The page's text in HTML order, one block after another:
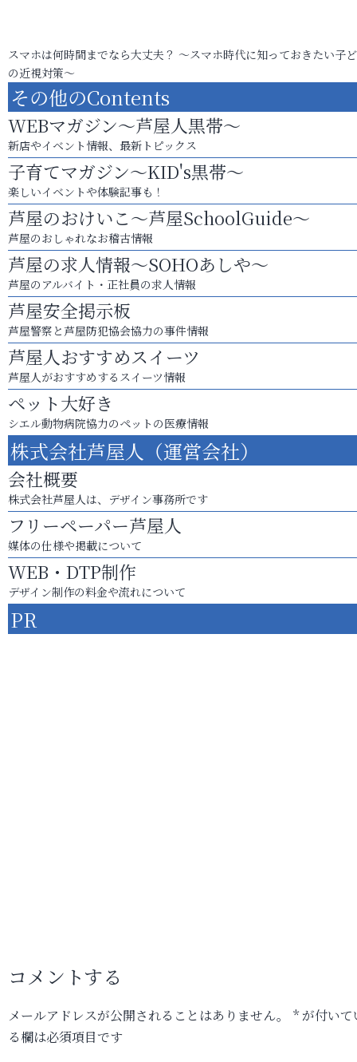
スマホは何時間までなら大丈夫？ ～スマホ時代に知っておきたい子
の近視対策～
その他のContents
WEBマガジン～芦屋人黒帯～
新店やイベント情報、最新トピックス
子育てマガジン～KID's黒帯～
楽しいイベントや体験記事も！
芦屋のおけいこ～芦屋SchoolGuide～
芦屋のおしゃれなお稽古情報
芦屋の求人情報～SOHOあしや～
芦屋のアルバイト・正社員の求人情報
芦屋安全掲示板
芦屋警察と芦屋防犯協会協力の事件情報
芦屋人おすすめスイーツ
芦屋人がおすすめするスイーツ情報
ペット大好き
シエル動物病院協力のペットの医療情報
株式会社芦屋人（運営会社）
会社概要
株式会社芦屋人は、デザイン事務所です
フリーペーパー芦屋人
媒体の仕様や掲載について
WEB・DTP制作
デザイン制作の料金や流れについて
PR
コメントする
メールアドレスが公開されることはありません。 *が付いて
る欄は必須項目です